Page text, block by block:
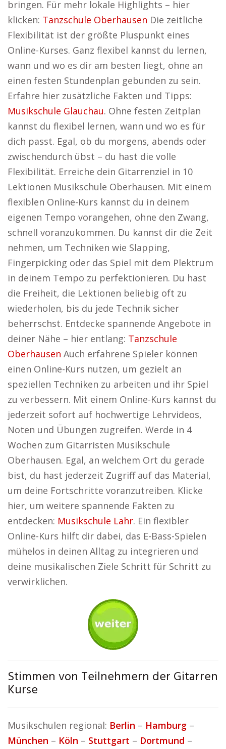
bringen. Für mehr lokale Highlights – hier
klicken: Tanzschule Oberhausen Die zeitliche
Flexibilität ist der größte Pluspunkt eines
Online-Kurses. Ganz flexibel kannst du lernen,
wann und wo es dir am besten liegt, ohne an
einen festen Stundenplan gebunden zu sein.
Erfahre hier zusätzliche Fakten und Tipps:
Musikschule Glauchau. Ohne festen Zeitplan
kannst du flexibel lernen, wann und wo es für
dich passt. Egal, ob du morgens, abends oder
zwischendurch übst – du hast die volle
Flexibilität. Erreiche dein Gitarrenziel in 10
Lektionen Musikschule Oberhausen. Mit einem
flexiblen Online-Kurs kannst du in deinem
eigenen Tempo vorangehen, ohne den Zwang,
schnell voranzukommen. Du kannst dir die Zeit
nehmen, um Techniken wie Slapping,
Fingerpicking oder das Spiel mit dem Plektrum
in deinem Tempo zu perfektionieren. Du hast
die Freiheit, die Lektionen beliebig oft zu
wiederholen, bis du jede Technik sicher
beherrschst. Entdecke spannende Angebote in
deiner Nähe – hier entlang: Tanzschule
Oberhausen Auch erfahrene Spieler können
einen Online-Kurs nutzen, um gezielt an
speziellen Techniken zu arbeiten und ihr Spiel
zu verbessern. Mit einem Online-Kurs kannst du
jederzeit sofort auf hochwertige Lehrvideos,
Noten und Übungen zugreifen. Werde in 4
Wochen zum Gitarristen Musikschule
Oberhausen. Egal, an welchem Ort du gerade
bist, du hast jederzeit Zugriff auf das Material,
um deine Fortschritte voranzutreiben. Klicke
hier, um weitere spannende Fakten zu
entdecken: Musikschule Lahr. Ein flexibler
Online-Kurs hilft dir dabei, das E-Bass-Spielen
mühelos in deinen Alltag zu integrieren und
deine musikalischen Ziele Schritt für Schritt zu
verwirklichen.
Stimmen von Teilnehmern der Gitarren
Kurse
Musikschulen regional: Berlin – Hamburg –
München – Köln – Stuttgart – Dortmund –